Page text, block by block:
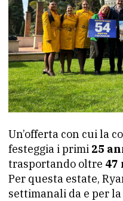
Un’offerta con cui la
festeggia i primi 25
trasportando oltre 47
Per questa estate,
settimanali da e per